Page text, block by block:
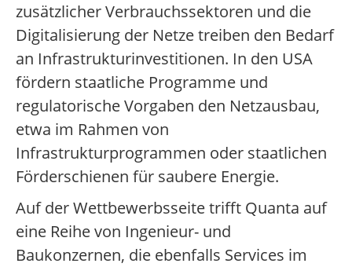
zusätzlicher Verbrauchssektoren und die
Digitalisierung der Netze treiben den Bedarf
an Infrastrukturinvestitionen. In den USA
fördern staatliche Programme und
regulatorische Vorgaben den Netzausbau,
etwa im Rahmen von
Infrastrukturprogrammen oder staatlichen
Förderschienen für saubere Energie.
Auf der Wettbewerbsseite trifft Quanta auf
eine Reihe von Ingenieur- und
Baukonzernen, die ebenfalls Services im